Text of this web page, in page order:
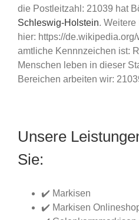
die Postleitzahl: 21039 hat
Schleswig-Holstein. Weitere
hier: https://
amtliche Kennnzeichen ist:
Menschen leben in dieser
Bereichen arbeiten wir:
Unsere
Sie:
✔️ Markisen
✔️ Markisen